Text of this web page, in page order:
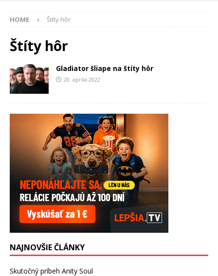
HOME Štíty hôr
Štíty hôr
Gladiator šliape na štíty hôr
20. apríla 2022
NAJNOVŠIE ČLÁNKY
Skutočný príbeh Anity Soul